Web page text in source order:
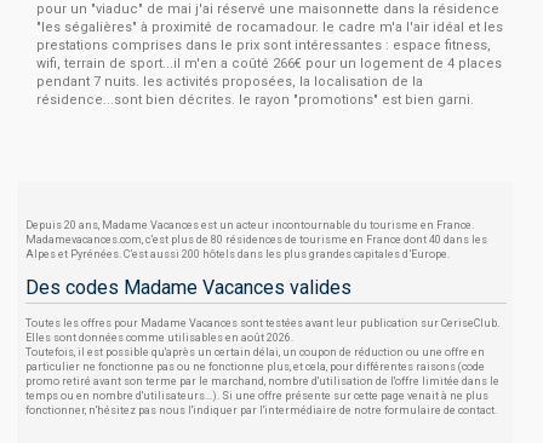
pour un "viaduc" de mai j'ai réservé une maisonnette dans la résidence
"les ségalières" à proximité de rocamadour. le cadre m'a l'air idéal et les
prestations comprises dans le prix sont intéressantes : espace fitness,
wifi, terrain de sport...il m'en a coûté 266€ pour un logement de 4 places
pendant 7 nuits. les activités proposées, la localisation de la
résidence...sont bien décrites. le rayon "promotions" est bien garni.
Depuis 20 ans, Madame Vacances est un acteur incontournable du tourisme en France.
Madamevacances.com, c’est plus de 80 résidences de tourisme en France dont 40 dans les
Alpes et Pyrénées. C’est aussi 200 hôtels dans les plus grandes capitales d’Europe.
Des codes Madame Vacances valides
Toutes les offres pour Madame Vacances sont testées avant leur publication sur CeriseClub.
Elles sont données comme utilisables en août 2026.
Toutefois, il est possible qu'après un certain délai, un coupon de réduction ou une offre en
particulier ne fonctionne pas ou ne fonctionne plus, et cela, pour différentes raisons (code
promo retiré avant son terme par le marchand, nombre d'utilisation de l'offre limitée dans le
temps ou en nombre d'utilisateurs...). Si une offre présente sur cette page venait à ne plus
fonctionner, n'hésitez pas nous l'indiquer par l'intermédiaire de notre formulaire de contact.